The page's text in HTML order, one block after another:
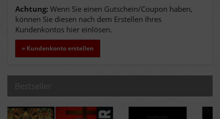
Achtung: Wenn Sie einen Gutschein/Coupon haben,
können Sie diesen nach dem Erstellen Ihres
Kundenkontos hier einlösen.
» Kundenkonto erstellen
Bestseller